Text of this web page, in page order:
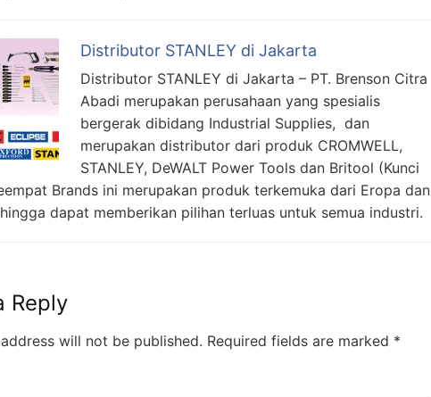
Distributor STANLEY di Jakarta
Distributor STANLEY di Jakarta – PT. Brenson Citra
Abadi merupakan perusahaan yang spesialis
bergerak dibidang Industrial Supplies, dan
merupakan distributor dari produk CROMWELL,
STANLEY, DeWALT Power Tools dan Britool (Kunci
Brands ini merupakan produk terkemuka dari Eropa dan
dapat memberikan pilihan terluas untuk semua industri.
Reply
will not be published. Required fields are marked *